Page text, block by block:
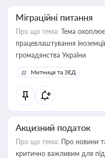
Міграційні питання
Про що тема: Тема охоплює
працевлаштування
громадянства України
Митниця та ЗЕД
Акцизний податок
Про що тема: Про новини
критично важливим для